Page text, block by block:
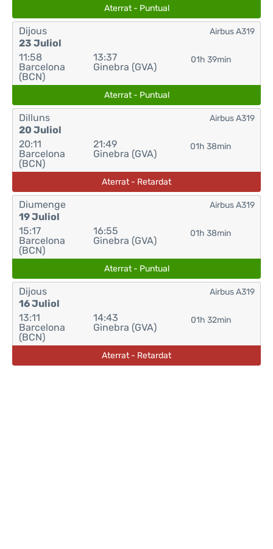
Aterrat - Puntual
Dijous
23 Juliol
11:58
Barcelona
(BCN)
13:37
Ginebra (GVA)
01h 39min
Airbus A319
Aterrat - Puntual
Dilluns
20 Juliol
20:11
Barcelona
(BCN)
21:49
Ginebra (GVA)
01h 38min
Airbus A319
Aterrat - Retardat
Diumenge
19 Juliol
15:17
Barcelona
(BCN)
16:55
Ginebra (GVA)
01h 38min
Airbus A319
Aterrat - Puntual
Dijous
16 Juliol
13:11
Barcelona
(BCN)
14:43
Ginebra (GVA)
01h 32min
Airbus A319
Aterrat - Retardat